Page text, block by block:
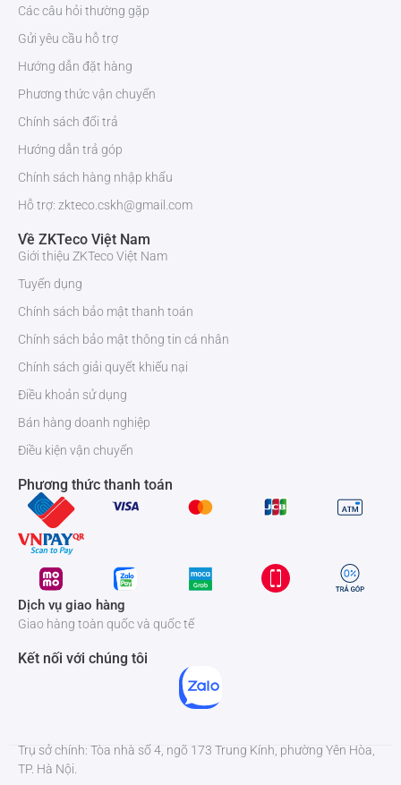
Các câu hỏi thường gặp
Gửi yêu cầu hỗ trợ
Hướng dẫn đặt hàng
Phương thức vận chuyển
Chính sách đổi trả
Hướng dẫn trả góp
Chính sách hàng nhập khẩu
Hỗ trợ: zkteco.cskh@gmail.com
Về ZKTeco Việt Nam
Giới thiệu ZKTeco Việt Nam
Tuyển dụng
Chính sách bảo mật thanh toán
Chính sách bảo mật thông tin cá nhân
Chính sách giải quyết khiếu nại
Điều khoản sử dụng
Bán hàng doanh nghiệp
Điều kiện vận chuyển
Phương thức thanh toán
Dịch vụ giao hàng
Giao hàng toàn quốc và quốc tế
Kết nối với chúng tôi
Trụ sở chính: Tòa nhà số 4, ngõ 173 Trung Kính, phường Yên Hòa,
TP. Hà Nội.